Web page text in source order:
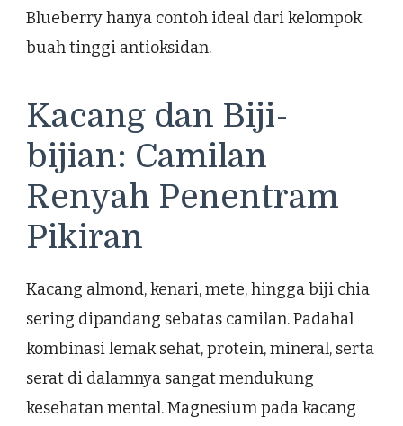
Blueberry hanya contoh ideal dari kelompok
buah tinggi antioksidan.
Kacang dan Biji-
bijian: Camilan
Renyah Penentram
Pikiran
Kacang almond, kenari, mete, hingga biji chia
sering dipandang sebatas camilan. Padahal
kombinasi lemak sehat, protein, mineral, serta
serat di dalamnya sangat mendukung
kesehatan mental. Magnesium pada kacang